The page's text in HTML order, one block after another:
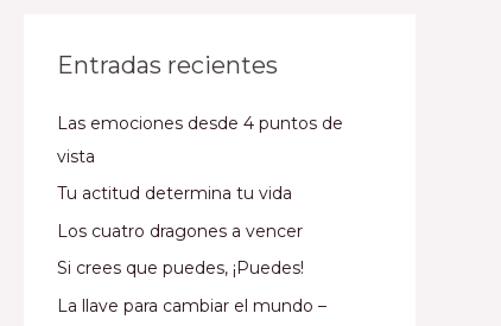
Entradas recientes
Las emociones desde 4 puntos de
vista
Tu actitud determina tu vida
Los cuatro dragones a vencer
Si crees que puedes, ¡Puedes!
La llave para cambiar el mundo –